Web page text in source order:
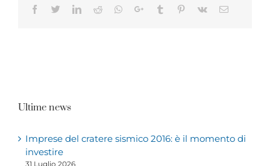
Facebook
TwitterLinkedIn
RedditWhatsapp
Google+Tumblr Pinterest
Vk Email
Ultime news
Imprese del cratere sismico 2016: è il momento di
investire
31 Luglio 2026